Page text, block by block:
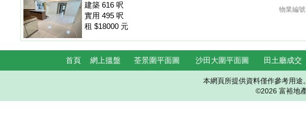
物業編
建築 616 呎
實用 495 呎
租 $18000 元
首頁 網上搵盤 荃景圍平面圖 沙田大圍平面圖 田土廳成交
本網頁所提供資料僅作參考用途
©2026 富裕地